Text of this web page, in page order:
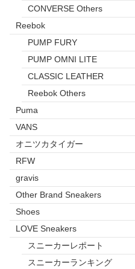
CONVERSE Others
Reebok
PUMP FURY
PUMP OMNI LITE
CLASSIC LEATHER
Reebok Others
Puma
VANS
オニツカタイガー
RFW
gravis
Other Brand Sneakers
Shoes
LOVE Sneakers
スニーカーレポート
スニーカーランキング